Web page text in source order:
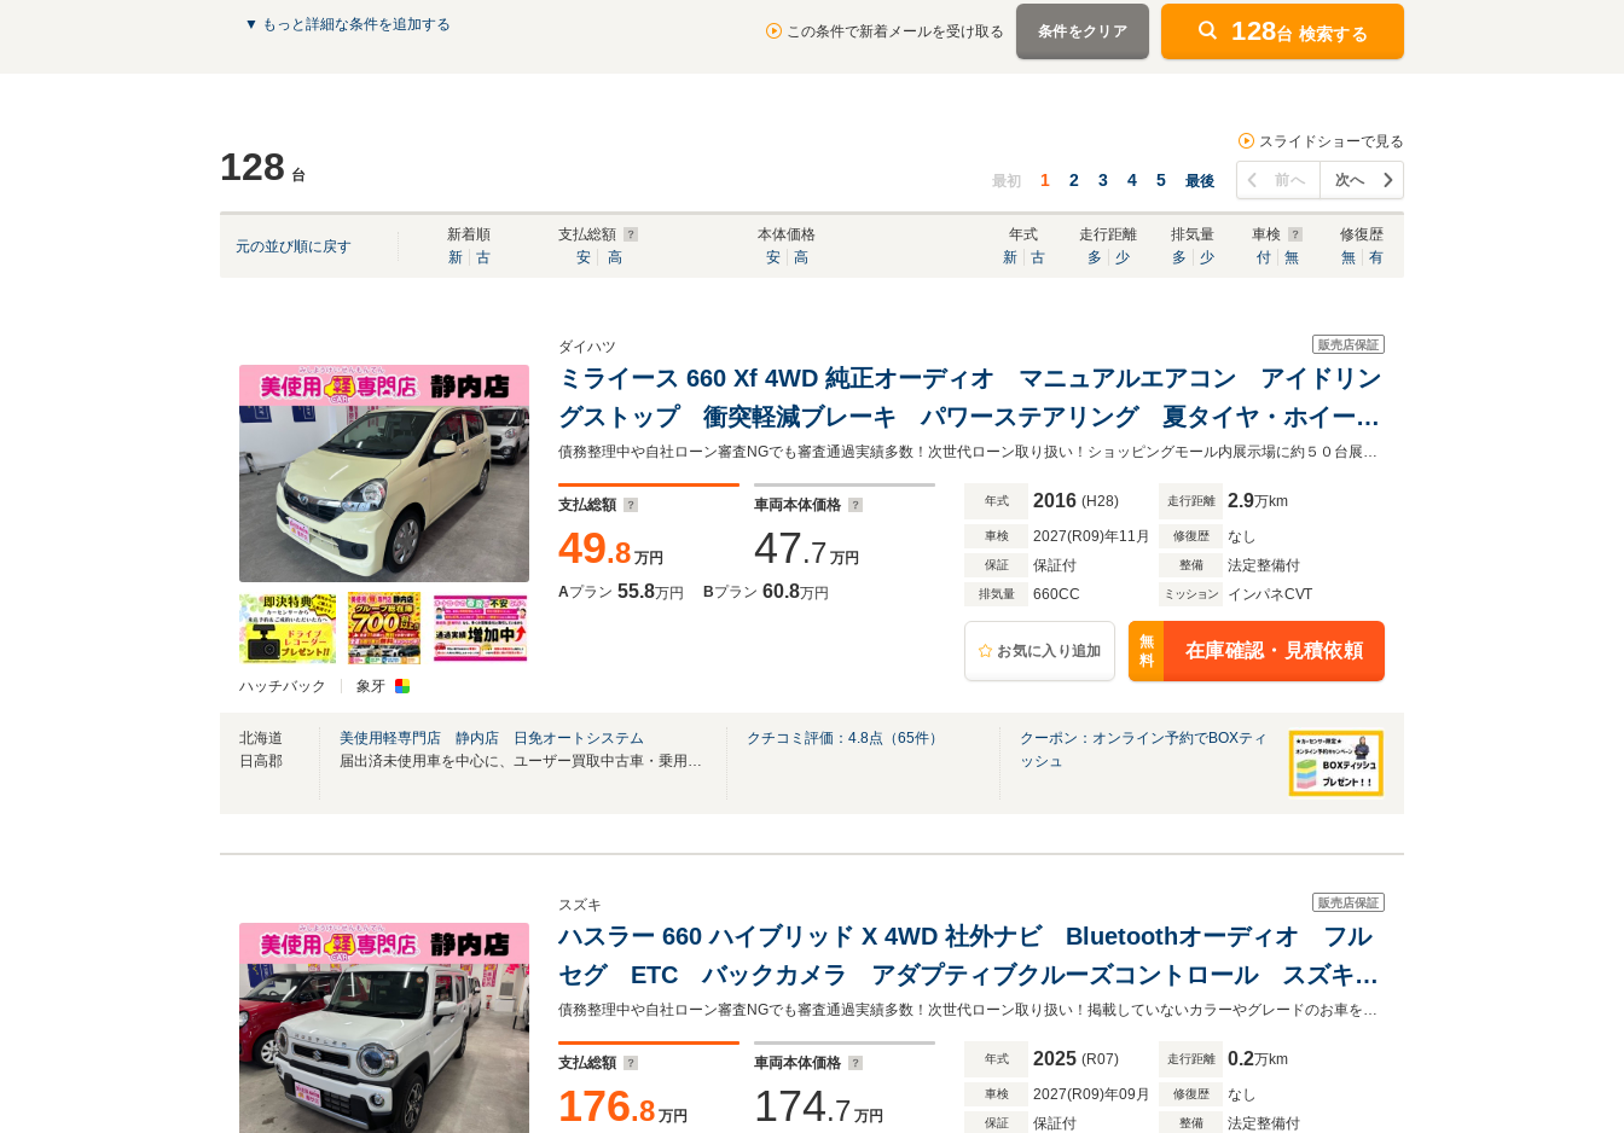
▼ もっと詳細な条件を追加する この条件で新着メールを受け取る 条件をクリア 128台 検索する
128 台
スライドショーで見る
最初 1 2 3 4 5 最後 前へ 次へ
元の並び順に戻す
新着順
新
古
支払総額
安
高
本体価格
安
高
年式
新
古
走行距離
多
少
排気量
多
少
車検
付
無
修復歴
無
有
ハッチバック 象牙
販売店保証
ダイハツ
ミライース 660 Xf 4WD 純正オーディオ マニュアルエアコン アイドリン
グストップ 衝突軽減ブレーキ パワーステアリング 夏タイヤ・ホイール
付き コネクテッドローン
債務整理中や自社ローン審査NGでも審査通過実績多数！次世代ローン取り扱い！ショッピングモール内展示場に約５０台展示中です！グループ在庫は約500台！
支払総額
49.8 万円
車両本体価格
47.7 万円
Aプラン 55.8万円 Bプラン 60.8万円
年式 2016 (H28) 走行距離 2.9万km
車検 2027(R09)年11月 修復歴 なし
保証 保証付 整備 法定整備付
排気量 660CC ミッション インパネCVT
お気に入り追加
無
料
在庫確認・見積依頼
北海道
日高郡
美使用軽専門店 静内店 日免オートシステム
届出済未使用車を中心に、ユーザー買取中古車・乗用車も展示しております！
クチコミ評価： 4.8点（65件）
クーポン：オンライン予約でBOXティ
ッシュ
販売店保証
スズキ
ハスラー 660 ハイブリッド X 4WD 社外ナビ Bluetoothオーディオ フル
セグ ETC バックカメラ アダプティブクルーズコントロール スズキセ
ーフティサポート アイドリングストップ シートヒーター LEDヘッドラ
イト コネクテッドローン
債務整理中や自社ローン審査NGでも審査通過実績多数！次世代ローン取り扱い！掲載していないカラーやグレードのお車をお探しすることもできます！
支払総額
176.8 万円
車両本体価格
174.7 万円
年式 2025 (R07) 走行距離 0.2万km
車検 2027(R09)年09月 修復歴 なし
保証 保証付 整備 法定整備付